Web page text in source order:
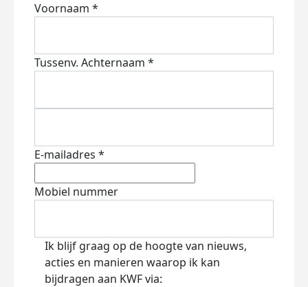
Voornaam *
Tussenv. Achternaam *
E-mailadres *
Mobiel nummer
Ik blijf graag op de hoogte van nieuws,
acties en manieren waarop ik kan
bijdragen aan KWF via: